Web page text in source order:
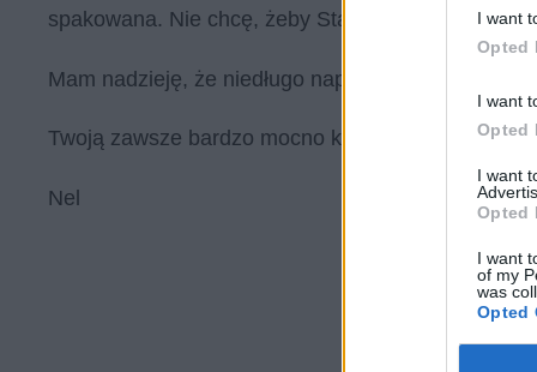
I want
Opted
I want
Opted
I want
Opted
I want
of my
was
Opted
spakowana. Nie chcę, żeby Staś się gniewał.
Mam nadzieję, że niedługo naprawdę się
Twoją zawsze bardzo mocno kochająca córeczka
Nel